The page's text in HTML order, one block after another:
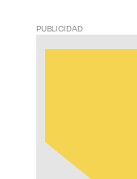
PUBLICIDAD